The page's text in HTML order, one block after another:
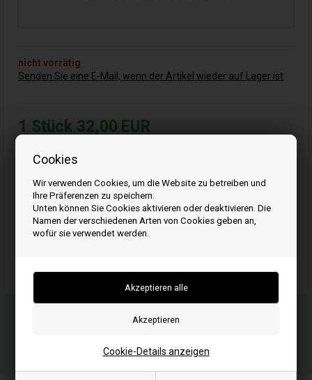
Cookies
Wir verwenden Cookies, um die Website zu betreiben und
Ihre Präferenzen zu speichern.
Unten können Sie Cookies aktivieren oder deaktivieren. Die
Namen der verschiedenen Arten von Cookies geben an,
wofür sie verwendet werden.
Cookie-Details anzeigen
nicht vorrätig
Senden Sie eine E-Mail, wenn der Artikel wieder auf Lager ist
1 Stück 32,00 EUR
Artikelnummer: 690447
EAN:
Einheit: Stück
Originalnummer: 690447
224198